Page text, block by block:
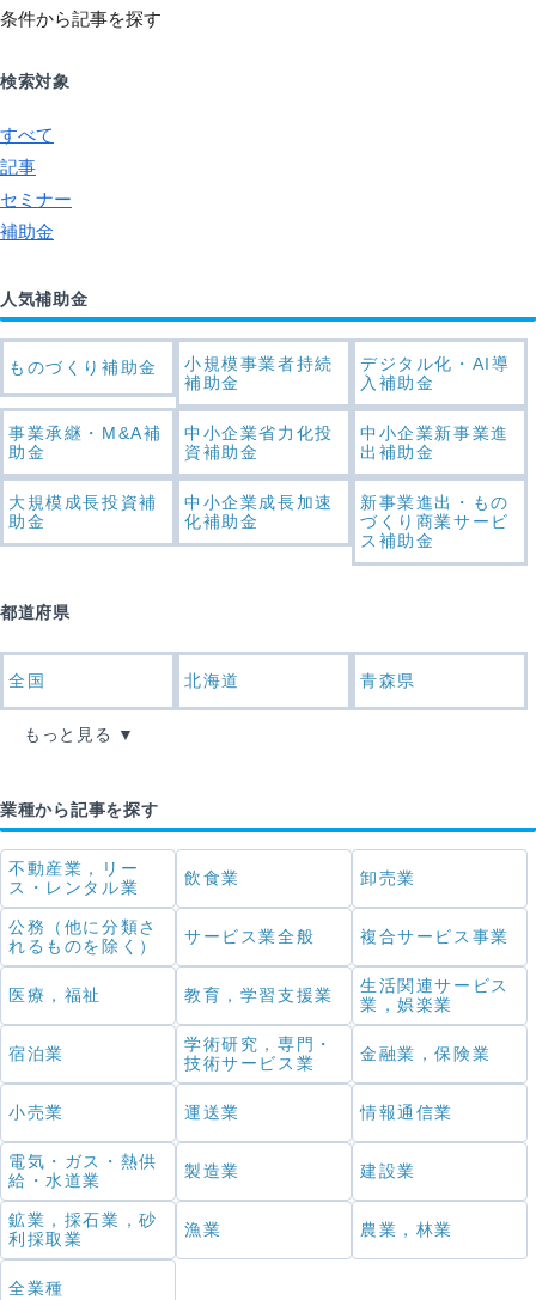
条件から記事を探す
検索対象
すべて
記事
セミナー
補助金
人気補助金
ものづくり補助金
小規模事業者持続
補助金
デジタル化・AI導
入補助金
事業承継・M&A補
助金
中小企業省力化投
資補助金
中小企業新事業進
出補助金
大規模成長投資補
助金
中小企業成長加速
化補助金
新事業進出・もの
づくり商業サービ
ス補助金
都道府県
全国 北海道 青森県
もっと見る
業種から記事を探す
不動産業，リー
ス・レンタル業
飲食業 卸売業
公務（他に分類さ
れるものを除く）
サービス業全般 複合サービス事業
医療，福祉 教育，学習支援業
生活関連サービス
業，娯楽業
宿泊業
学術研究，専門・
技術サービス業
金融業，保険業
小売業 運送業 情報通信業
電気・ガス・熱供
給・水道業
製造業 建設業
鉱業，採石業，砂
利採取業
漁業 農業，林業
全業種